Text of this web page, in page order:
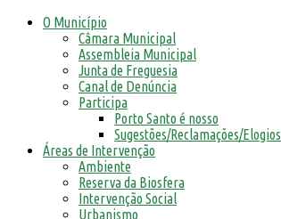
O Município
Câmara Municipal
Assembleia Municipal
Junta de Freguesia
Canal de Denúncia
Participa
Porto Santo é nosso
Sugestões/Reclamações/Elogios
Áreas de Intervenção
Ambiente
Reserva da Biosfera
Intervenção Social
Urbanismo